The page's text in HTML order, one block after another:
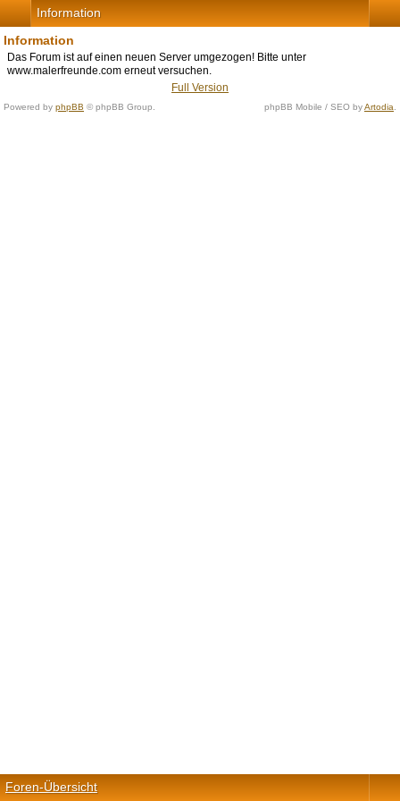
Information
Information
Das Forum ist auf einen neuen Server umgezogen! Bitte unter
www.malerfreunde.com erneut versuchen.
Full Version
Powered by phpBB © phpBB Group. phpBB Mobile / SEO byArtodia
Foren-Übersicht